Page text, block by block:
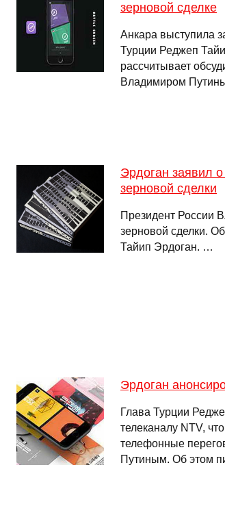
зерновой сделке
Анкара выступила
Турции Реджеп
рассчитывает
Владимиром
Эрдоган заявил
зерновой сделки
Президент России
зерновой сделки.
Тайип Эрдоган. …
Эрдоган
Глава Турции
телеканалу NTV,
телефонные
Путиным. Об этом